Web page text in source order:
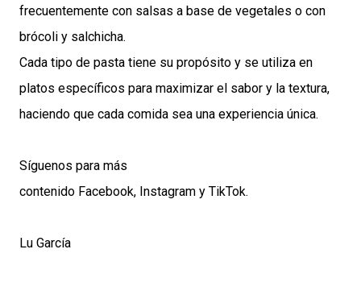
frecuentemente con salsas a base de vegetales o con
brócoli y salchicha.
Cada tipo de pasta tiene su propósito y se utiliza en
platos específicos para maximizar el sabor y la textura,
haciendo que cada comida sea una experiencia única.
Síguenos para más
contenido Facebook, Instagram y TikTok.
Lu García